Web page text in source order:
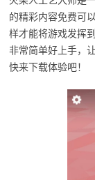
的精彩内容免费可
样才能将游戏发挥
非常简单好上手，
快来下载体验吧！